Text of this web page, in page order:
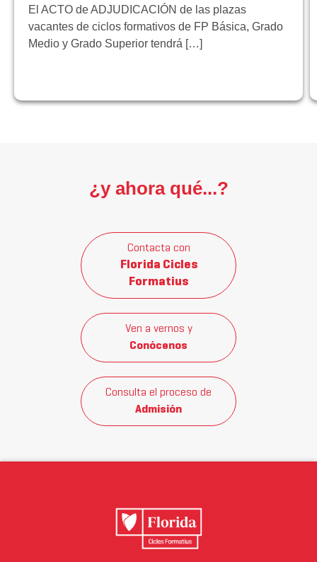
El ACTO de ADJUDICACIÓN de las plazas
vacantes de ciclos formativos de FP Básica, Grado
Medio y Grado Superior tendrá […]
¿y ahora qué...?
Contacta con
Florida Cicles
Formatius
Ven a vernos y
Conócenos
Consulta el proceso de
Admisión